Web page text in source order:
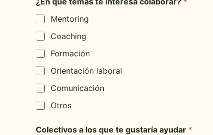
s
a
p
e
r
f
i
l
Mentoring
Coaching
Formación
Orientación laboral
Comunicación
Otros
Colectivos a los que te gustaría ayudar *